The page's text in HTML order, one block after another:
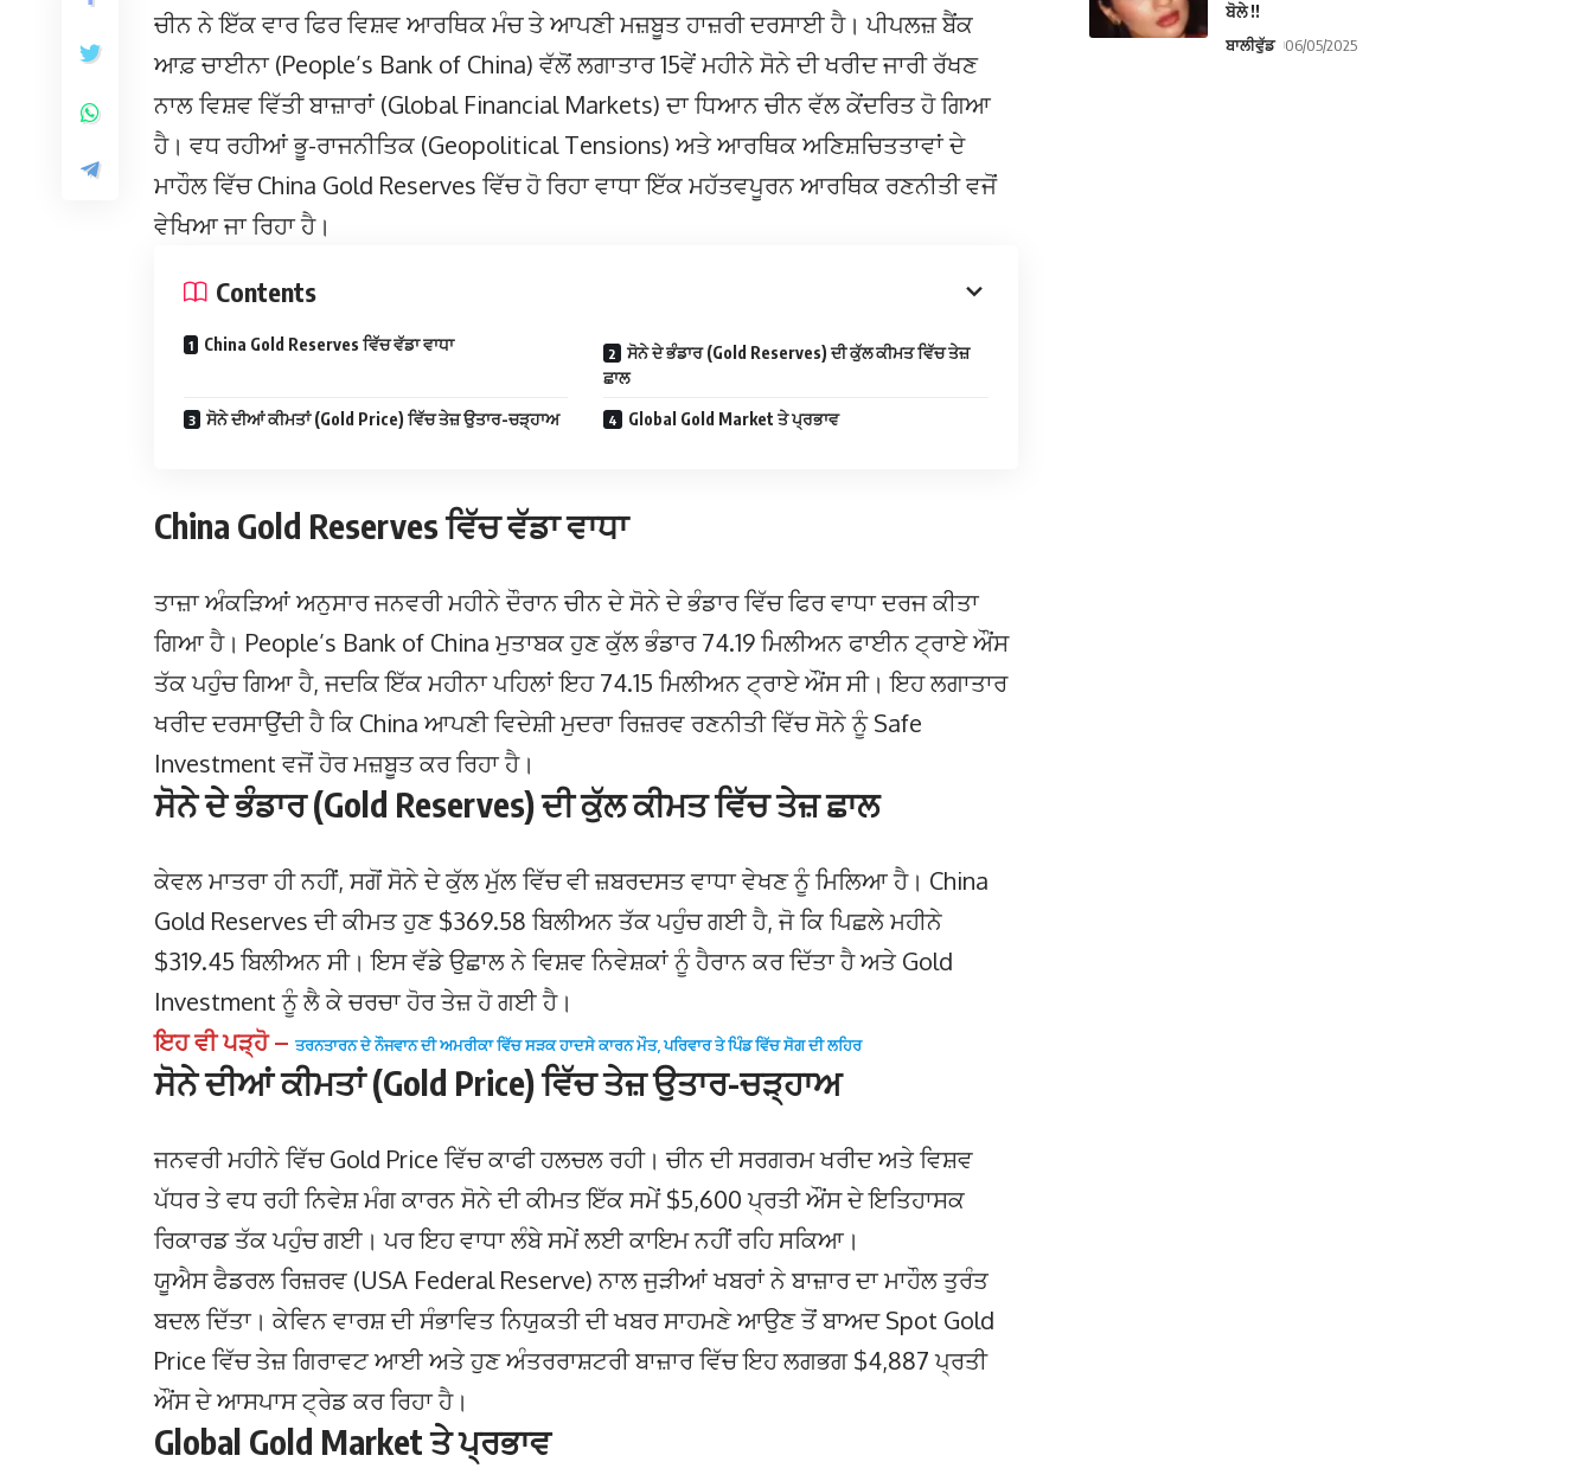
ਚੀਨ ਨੇ ਇੱਕ ਵਾਰ ਫਿਰ ਵਿਸ਼ਵ ਆਰਥਿਕ ਮੰਚ ਤੇ ਆਪਣੀ ਮਜ਼ਬੂਤ ਹਾਜ਼ਰੀ ਦਰਸਾਈ ਹੈ। ਪੀਪਲਜ਼ ਬੈਂਕ
ਆਫ਼ ਚਾਈਨਾ (People’s Bank of China) ਵੱਲੋਂ ਲਗਾਤਾਰ 15ਵੇਂ ਮਹੀਨੇ ਸੋਨੇ ਦੀ ਖਰੀਦ ਜਾਰੀ ਰੱਖਣ
ਨਾਲ ਵਿਸ਼ਵ ਵਿੱਤੀ ਬਾਜ਼ਾਰਾਂ (Global Financial Markets) ਦਾ ਧਿਆਨ ਚੀਨ ਵੱਲ ਕੇਂਦਰਿਤ ਹੋ ਗਿਆ
ਹੈ। ਵਧ ਰਹੀਆਂ ਭੂ-ਰਾਜਨੀਤਿਕ (Geopolitical Tensions) ਅਤੇ ਆਰਥਿਕ ਅਣਿਸ਼ਚਿਤਤਾਵਾਂ ਦੇ
ਮਾਹੌਲ ਵਿੱਚ China Gold Reserves ਵਿੱਚ ਹੋ ਰਿਹਾ ਵਾਧਾ ਇੱਕ ਮਹੱਤਵਪੂਰਨ ਆਰਥਿਕ ਰਣਨੀਤੀ ਵਜੋਂ
ਵੇਖਿਆ ਜਾ ਰਿਹਾ ਹੈ।
Contents
China Gold Reserves ਵਿੱਚ ਵੱਡਾ ਵਾਧਾ
ਸੋਨੇ ਦੇ ਭੰਡਾਰ (Gold Reserves) ਦੀ ਕੁੱਲ ਕੀਮਤ ਵਿੱਚ ਤੇਜ਼
ਛਾਲ
ਸੋਨੇ ਦੀਆਂ ਕੀਮਤਾਂ (Gold Price) ਵਿੱਚ ਤੇਜ਼ ਉਤਾਰ-ਚੜ੍ਹਾਅ Global Gold Market ਤੇ ਪ੍ਰਭਾਵ
China Gold Reserves ਵਿੱਚ ਵੱਡਾ ਵਾਧਾ
ਤਾਜ਼ਾ ਅੰਕੜਿਆਂ ਅਨੁਸਾਰ ਜਨਵਰੀ ਮਹੀਨੇ ਦੌਰਾਨ ਚੀਨ ਦੇ ਸੋਨੇ ਦੇ ਭੰਡਾਰ ਵਿੱਚ ਫਿਰ ਵਾਧਾ ਦਰਜ ਕੀਤਾ
ਗਿਆ ਹੈ। People’s Bank of China ਮੁਤਾਬਕ ਹੁਣ ਕੁੱਲ ਭੰਡਾਰ 74.19 ਮਿਲੀਅਨ ਫਾਈਨ ਟ੍ਰਾਏ ਔਂਸ
ਤੱਕ ਪਹੁੰਚ ਗਿਆ ਹੈ, ਜਦਕਿ ਇੱਕ ਮਹੀਨਾ ਪਹਿਲਾਂ ਇਹ 74.15 ਮਿਲੀਅਨ ਟ੍ਰਾਏ ਔਂਸ ਸੀ। ਇਹ ਲਗਾਤਾਰ
ਖਰੀਦ ਦਰਸਾਉਂਦੀ ਹੈ ਕਿ China ਆਪਣੀ ਵਿਦੇਸ਼ੀ ਮੁਦਰਾ ਰਿਜ਼ਰਵ ਰਣਨੀਤੀ ਵਿੱਚ ਸੋਨੇ ਨੂੰ Safe
Investment ਵਜੋਂ ਹੋਰ ਮਜ਼ਬੂਤ ਕਰ ਰਿਹਾ ਹੈ।
ਸੋਨੇ ਦੇ ਭੰਡਾਰ (Gold Reserves) ਦੀ ਕੁੱਲ ਕੀਮਤ ਵਿੱਚ ਤੇਜ਼ ਛਾਲ
ਕੇਵਲ ਮਾਤਰਾ ਹੀ ਨਹੀਂ, ਸਗੋਂ ਸੋਨੇ ਦੇ ਕੁੱਲ ਮੁੱਲ ਵਿੱਚ ਵੀ ਜ਼ਬਰਦਸਤ ਵਾਧਾ ਵੇਖਣ ਨੂੰ ਮਿਲਿਆ ਹੈ। China
Gold Reserves ਦੀ ਕੀਮਤ ਹੁਣ $369.58 ਬਿਲੀਅਨ ਤੱਕ ਪਹੁੰਚ ਗਈ ਹੈ, ਜੋ ਕਿ ਪਿਛਲੇ ਮਹੀਨੇ
$319.45 ਬਿਲੀਅਨ ਸੀ। ਇਸ ਵੱਡੇ ਉਛਾਲ ਨੇ ਵਿਸ਼ਵ ਨਿਵੇਸ਼ਕਾਂ ਨੂੰ ਹੈਰਾਨ ਕਰ ਦਿੱਤਾ ਹੈ ਅਤੇ Gold
Investment ਨੂੰ ਲੈ ਕੇ ਚਰਚਾ ਹੋਰ ਤੇਜ਼ ਹੋ ਗਈ ਹੈ।
ਇਹ ਵੀ ਪੜ੍ਹੋ – ਤਰਨਤਾਰਨ ਦੇ ਨੌਜਵਾਨ ਦੀ ਅਮਰੀਕਾ ਵਿੱਚ ਸੜਕ ਹਾਦਸੇ ਕਾਰਨ ਮੌਤ, ਪਰਿਵਾਰ ਤੇ ਪਿੰਡ ਵਿੱਚ ਸੋਗ ਦੀ ਲਹਿਰ
ਸੋਨੇ ਦੀਆਂ ਕੀਮਤਾਂ (Gold Price) ਵਿੱਚ ਤੇਜ਼ ਉਤਾਰ-ਚੜ੍ਹਾਅ
ਜਨਵਰੀ ਮਹੀਨੇ ਵਿੱਚ Gold Price ਵਿੱਚ ਕਾਫੀ ਹਲਚਲ ਰਹੀ। ਚੀਨ ਦੀ ਸਰਗਰਮ ਖਰੀਦ ਅਤੇ ਵਿਸ਼ਵ
ਪੱਧਰ ਤੇ ਵਧ ਰਹੀ ਨਿਵੇਸ਼ ਮੰਗ ਕਾਰਨ ਸੋਨੇ ਦੀ ਕੀਮਤ ਇੱਕ ਸਮੇਂ $5,600 ਪ੍ਰਤੀ ਔਂਸ ਦੇ ਇਤਿਹਾਸਕ
ਰਿਕਾਰਡ ਤੱਕ ਪਹੁੰਚ ਗਈ। ਪਰ ਇਹ ਵਾਧਾ ਲੰਬੇ ਸਮੇਂ ਲਈ ਕਾਇਮ ਨਹੀਂ ਰਹਿ ਸਕਿਆ।
ਯੂਐਸ ਫੈਡਰਲ ਰਿਜ਼ਰਵ (USA Federal Reserve) ਨਾਲ ਜੁੜੀਆਂ ਖਬਰਾਂ ਨੇ ਬਾਜ਼ਾਰ ਦਾ ਮਾਹੌਲ ਤੁਰੰਤ
ਬਦਲ ਦਿੱਤਾ। ਕੇਵਿਨ ਵਾਰਸ਼ ਦੀ ਸੰਭਾਵਿਤ ਨਿਯੁਕਤੀ ਦੀ ਖਬਰ ਸਾਹਮਣੇ ਆਉਣ ਤੋਂ ਬਾਅਦ Spot Gold
Price ਵਿੱਚ ਤੇਜ਼ ਗਿਰਾਵਟ ਆਈ ਅਤੇ ਹੁਣ ਅੰਤਰਰਾਸ਼ਟਰੀ ਬਾਜ਼ਾਰ ਵਿੱਚ ਇਹ ਲਗਭਗ $4,887 ਪ੍ਰਤੀ
ਔਂਸ ਦੇ ਆਸਪਾਸ ਟ੍ਰੇਡ ਕਰ ਰਿਹਾ ਹੈ।
Global Gold Market ਤੇ ਪ੍ਰਭਾਵ
ਬੋਲੇ !!
ਬਾਲੀਵੁੱਡ 06/05/2025